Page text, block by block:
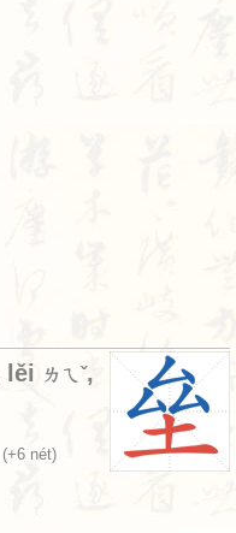
lěi ㄌㄟˇ,
(+6 nét)